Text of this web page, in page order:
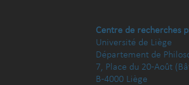
Centre de recherches
Université de Liège
Département de
7, Place du 20-Août
B-4000 Liège